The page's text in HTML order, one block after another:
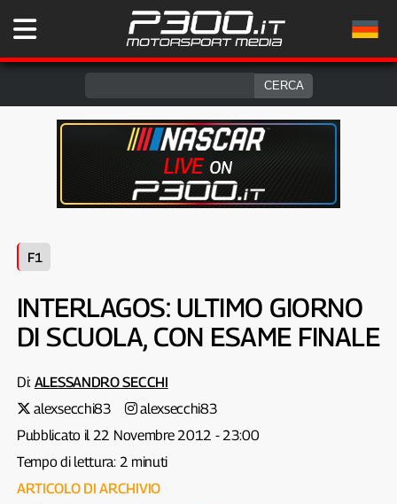
F1
INTERLAGOS: ULTIMO GIORNO
DI SCUOLA, CON ESAME FINALE
Di: ALESSANDRO SECCHI
alexsecchi83
alexsecchi83
Pubblicato il 22 Novembre 2012 - 23:00
Tempo di lettura: 2 minuti
ARTICOLO DI ARCHIVIO